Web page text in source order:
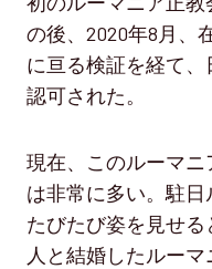
の後、2020年8月、
に亘る検証を経て
認可された。
現在、このルーマニ
は非常に多い。駐
たびたび姿を見せ
人と結婚したルーマ